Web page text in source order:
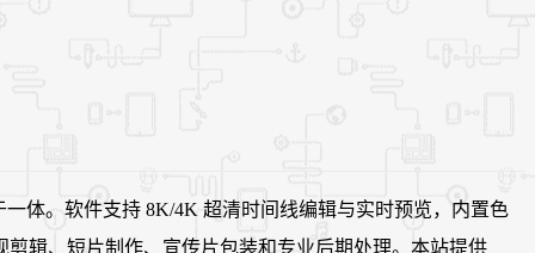
体。软件支持 8K/4K 超清时间线编辑与实时预览，内置色
辑、短片制作、宣传片包装和专业后期处理。本站提供